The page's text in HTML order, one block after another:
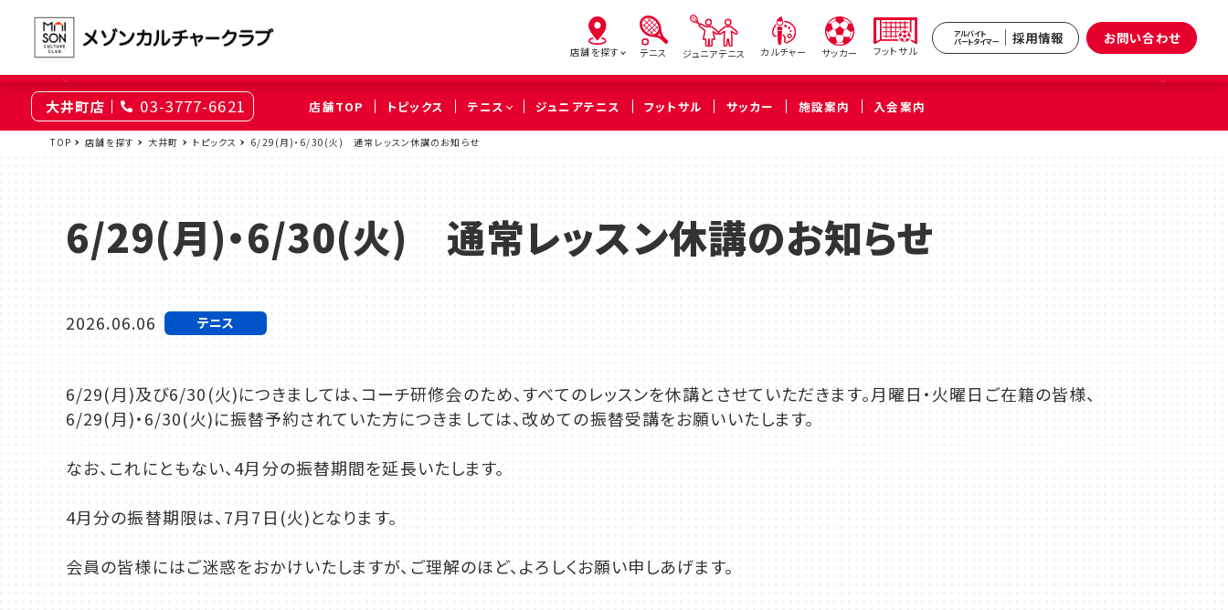
店舗を探す
東京
綾瀬 大井町 亀有
神奈川
伊勢原 相模原 橋本 溝の口 武蔵小杉
埼玉
（上尾市） （さいたま市浦和区） （久喜市）
千葉
蘇我
テニス ジュニアテニス カルチャー サッカー フットサル
アルバイト
パートタイマー 採用情報 お問い合わせ
大井町店 03-3777-6621 店舗TOP トピックス テニス ジュニアテニス フットサル サッカー 施設案内 入会案内
TOP 店舗を探す 大井町 トピックス 6/29(月)・6/30(火) 通常レッスン休講のお知らせ
6/29(月)・6/30(火) 通常レッスン休講のお知らせ
2026.06.06 テニス
6/29(月)及び6/30(火)につきましては、コーチ研修会のため、すべてのレッスンを休講とさせていただきます。月曜日・火曜日ご在籍の皆様、
6/29(月)・6/30(火)に振替予約されていた方につきましては、改めての振替受講をお願いいたします。
なお、これにともない、4月分の振替期間を延長いたします。
4月分の振替期限は、7月7日(火)となります。
会員の皆様にはご迷惑をおかけいたしますが、ご理解のほど、よろしくお願い申しあげます。